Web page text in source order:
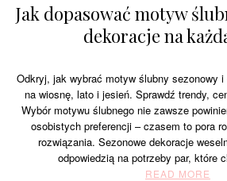
Jak dopasować motyw
dekoracje na
Odkryj, jak wybrać motyw ślubny sezonowy
na wiosnę, lato i jesień. Sprawdź trendy,
Wybór motywu ślubnego nie zawsze
osobistych preferencji – czasem to pora
rozwiązania. Sezonowe dekoracje
odpowiedzią na potrzeby par, które
READ MORE